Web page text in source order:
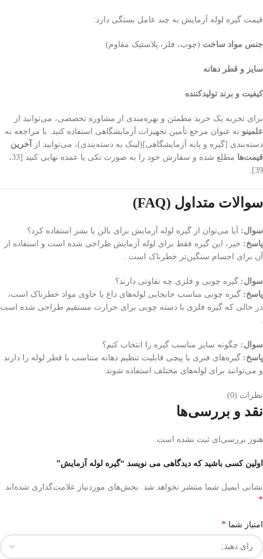
قیمت گیره لوله آزمایش به چند عامل بستگی دارد:
جنس مواد ساخت (چوب، فلز، پلاستیک مقاوم)
سایز و قطر دهانه
کیفیت و برند تولیدکننده
برای تجربه یک خرید مطمئن و بهره‌مندی از مشاوره تخصصی، می‌توانید از
علمینو به عنوان مرجع تأمین تجهیزات آزمایشگاهی استفاده کنید. با مراجعه به
دسته‌بندی [گیره و پایه آزمایشگاهی](لینک به دسته‌بندی)، می‌توانید از
آخرین
قیمت‌ها
مطلع شده و سفارش خود را به صورت تکی یا عمده نهایی کنید [33،
39].
سوالات متداول (FAQ)
سوال: آیا می‌توان از گیره لوله آزمایش برای بالن یا بشر استفاده کرد؟
پاسخ: خیر، این گیره فقط برای لوله آزمایش طراحی شده است و استفاده از
آن برای اجسام سنگین‌تر خطرناک است .
سوال: گیره چوبی و فلزی چه تفاوتی دارند؟
پاسخ: گیره چوبی مناسب جابجایی لوله‌های داغ یا حاوی مواد خطرناک است،
در حالی که گیره فلزی با دسته چوبی برای حرارت مستقیم طراحی شده است
سوال: چگونه سایز مناسب گیره را انتخاب کنم؟
پاسخ: گیره‌های فنری یا پیچی قابلیت تنظیم دهانه متناسب با قطر لوله را دارند
و می‌توانند برای لوله‌های مختلف استفاده شوند.
نظرات (0)
نقد و بررسی‌ها
هنوز بررسی‌ای ثبت نشده است.
اولین کسی باشید که دیدگاهی می نویسد “گیره لوله آزمایش”
نشانی ایمیل شما منتشر نخواهد شد. بخش‌های موردنیاز علامت‌گذاری شده‌اند
*
امتیاز شما *